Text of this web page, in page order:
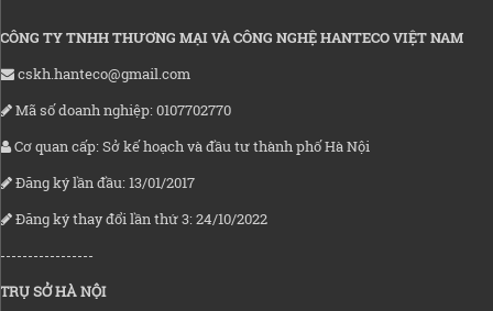
CÔNG TY TNHH THƯƠNG MẠI VÀ CÔNG NGHỆ HANTECO VIỆT NAM
cskh.hanteco@gmail.com
Mã số doanh nghiệp: 0107702770
Cơ quan cấp: Sở kế hoạch và đầu tư thành phố Hà Nội
Đăng ký lần đầu: 13/01/2017
Đăng ký thay đổi lần thứ 3: 24/10/2022
-----------------
TRỤ SỞ HÀ NỘI